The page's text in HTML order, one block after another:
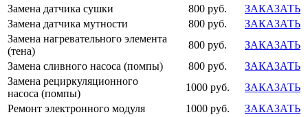
Замена датчика сушки
800 руб.
ЗАКАЗАТЬ
Замена датчика мутности
800 руб.
ЗАКАЗАТЬ
Замена нагревательного элемента
(тена)
800 руб.
ЗАКАЗАТЬ
Замена сливного насоса (помпы)
800 руб.
ЗАКАЗАТЬ
Замена рециркуляционного
насоса (помпы)
1000 руб.
ЗАКАЗАТЬ
Ремонт электронного модуля
1000 руб.
ЗАКАЗАТЬ